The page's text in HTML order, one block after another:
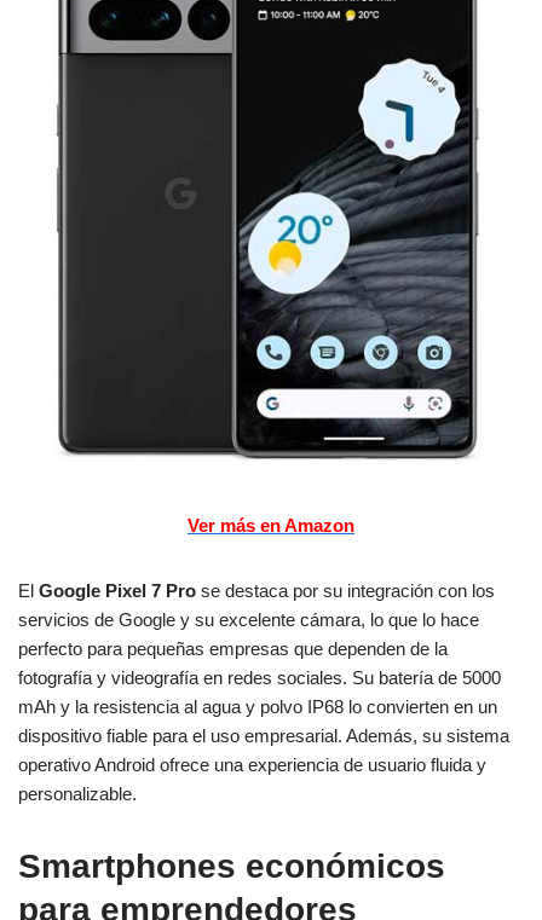
Ver más en Amazon
El Google Pixel 7 Pro se destaca por su integración con los
servicios de Google y su excelente cámara, lo que lo hace
perfecto para pequeñas empresas que dependen de la
fotografía y videografía en redes sociales. Su batería de 5000
mAh y la resistencia al agua y polvo IP68 lo convierten en un
dispositivo fiable para el uso empresarial. Además, su sistema
operativo Android ofrece una experiencia de usuario fluida y
personalizable.
Smartphones económicos
para emprendedores